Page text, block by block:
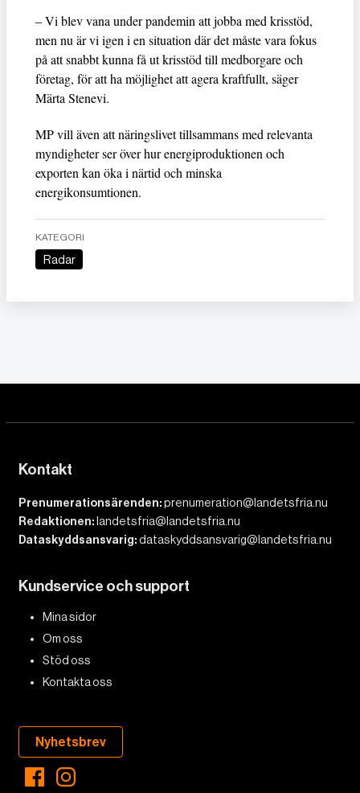
– Vi blev vana under pandemin att jobba med krisstöd,
men nu är vi igen i en situation där det måste vara fokus
på att snabbt kunna få ut krisstöd till medborgare och
företag, för att ha möjlighet att agera kraftfullt, säger
Märta Stenevi.
MP vill även att näringslivet tillsammans med relevanta
myndigheter ser över hur energiproduktionen och
exporten kan öka i närtid och minska
energikonsumtionen.
KATEGORI
Radar
Kontakt
Prenumerationsärenden:prenumeration@landetsfria.nu
Redaktionen: landetsfria@landetsfria.nu
Dataskyddsansvarig:dataskyddsansvarig@landetsfria.nu
Kundservice och support
Mina sidor
Om oss
Stöd oss
Kontakta oss
Nyhetsbrev